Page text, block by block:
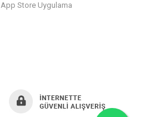
App Store Uygulama